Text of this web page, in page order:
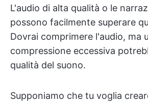
L'audio di alta qualità o le
possono facilmente superare
Dovrai comprimere l'audio, ma
compressione eccessiva
qualità del suono.
Supponiamo che tu voglia